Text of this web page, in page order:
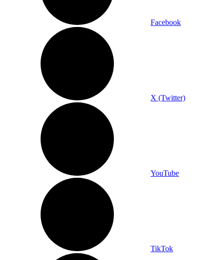
Facebook
X (Twitter)
YouTube
TikTok